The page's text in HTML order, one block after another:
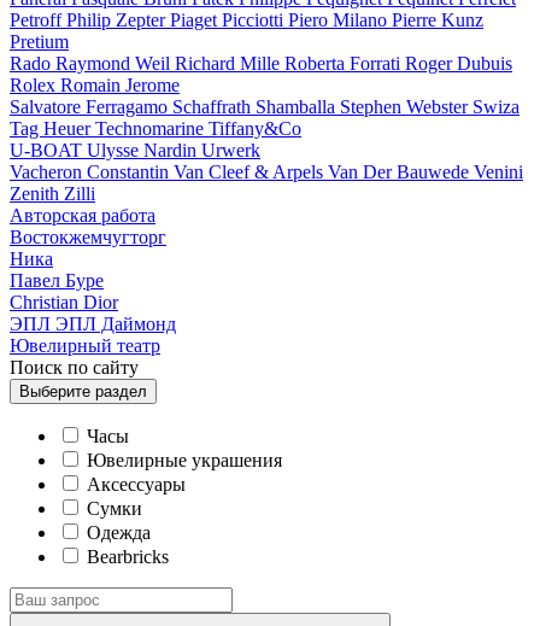
PetroffPhilip ZepterPiaget Picciotti Piero Milano Pierre Kunz
Pretium
Rado Raymond Weil Richard Mille Roberta Forrati Roger Dubuis
Rolex Romain Jerome
Salvatore Ferragamo Schaffrath Shamballa Stephen Webster Swiza
Tag HeuerTechnomarine Tiffany&Co
U-BOAT Ulysse Nardin Urwerk
Vacheron Constantin Van Cleef & Arpels Van Der Bauwede Venini
Zenith Zilli
Авторская работа
Востокжемчугторг
Ника
Павел Буре
Сhristian Dior
ЭПЛ ЭПЛ Даймонд
Ювелирный театр
Поиск по сайту
Выберите раздел
Часы
Ювелирные украшения
Аксессуары
Сумки
Одежда
Bearbricks